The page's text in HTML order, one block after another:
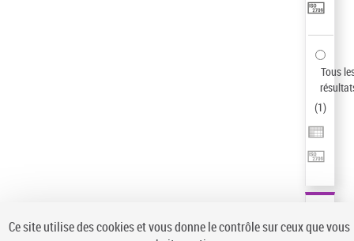
Auteur d’œuvre
Tous
(1)
Ce site utilise des cookies et vous donne le contrôle sur ceux que vous